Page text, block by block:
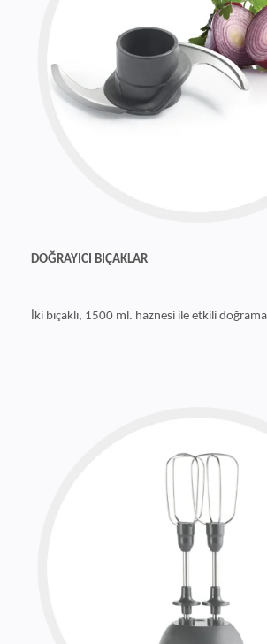
DOĞRAYICI BIÇAKLAR
İki bıçaklı, 1500 ml. haznesi ile etkili